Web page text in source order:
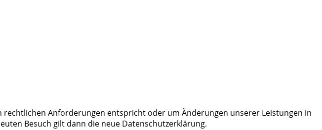
Anforderungen entspricht oder um Änderungen unserer Leistungen in
Besuch gilt dann die neue Datenschutzerklärung.